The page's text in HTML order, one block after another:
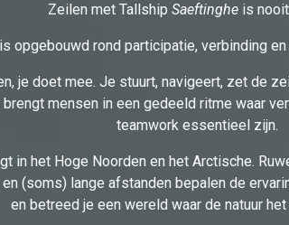
Zeilen met Tallship Saeftinghe is
opgebouwd rond participatie, verbinding
je doet mee. Je stuurt, navigeert, zet de
mensen in een gedeeld ritme waar
teamwork essentieel zijn.
in het Hoge Noorden en het Arctische.
(soms) lange afstanden bepalen de
en betreed je een wereld waar de natuur